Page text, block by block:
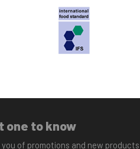
one to know
of promotions and new